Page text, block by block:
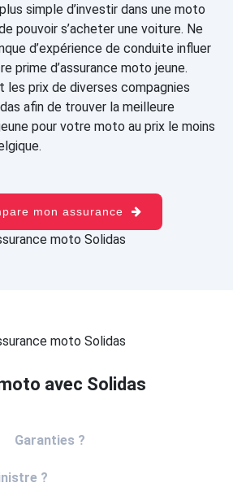
simple d’investir dans une moto
pouvoir s’acheter une voiture. Ne
d’expérience de conduite influer
prime d’assurance moto jeune.
les prix de diverses compagnies
afin de trouver la meilleure
pour votre moto au prix le moins
mon assurance
avec Solidas
Garanties ?
?